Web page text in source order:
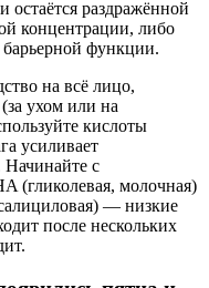
остаётся раздражённой
концентрации, либо
функции.
на всё лицо,
ухом или на
кислоты
усиливает
Начинайте с
(гликолевая, молочная)
— низкие
после нескольких